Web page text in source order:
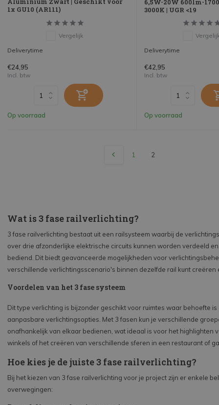
1x GU10 (AR111)
Vergelijk
Deliverytime
€24,95
Incl. btw
Op voorraad
6,5W-20W 600lm-
3000K | UGR <19
Deliverytime
€42,95
Incl. btw
Op voorraad
1 2
Wat is 3 fase railverlichting?
3 fase railverlichting bestaat uit een railsysteem waarbij de
over drie afzonderlijke elektrische circuits kunnen worden verdeeld
bediend. Dit biedt geavanceerde mogelijkheden voor
verschillende verlichtingsscenario's binnen dezelfde rail kunt creëren
Voordelen van het 3 fase systeem
Dit type verlichting is bijzonder geschikt voor ruimtes waar behoefte
aanpasbare verlichtingsopties. Met 3 fasen kun je verschillende
onafhankelijk van elkaar bedienen, wat ideaal is voor het highlighten
winkels of het creëren van verschillende sferen in een restaurant of
Hoe kies je de juiste 3 fase railverlichting?
Bij het kiezen van 3 fase railverlichting voor je project zijn er enkele
overwegingen: